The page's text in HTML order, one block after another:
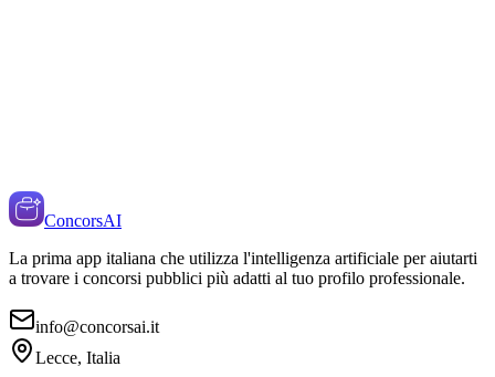
ConcorsAI
La prima app italiana che utilizza l'intelligenza artificiale per aiutarti
a trovare i concorsi pubblici più adatti al tuo profilo professionale.
info@concorsai.it
Lecce, Italia